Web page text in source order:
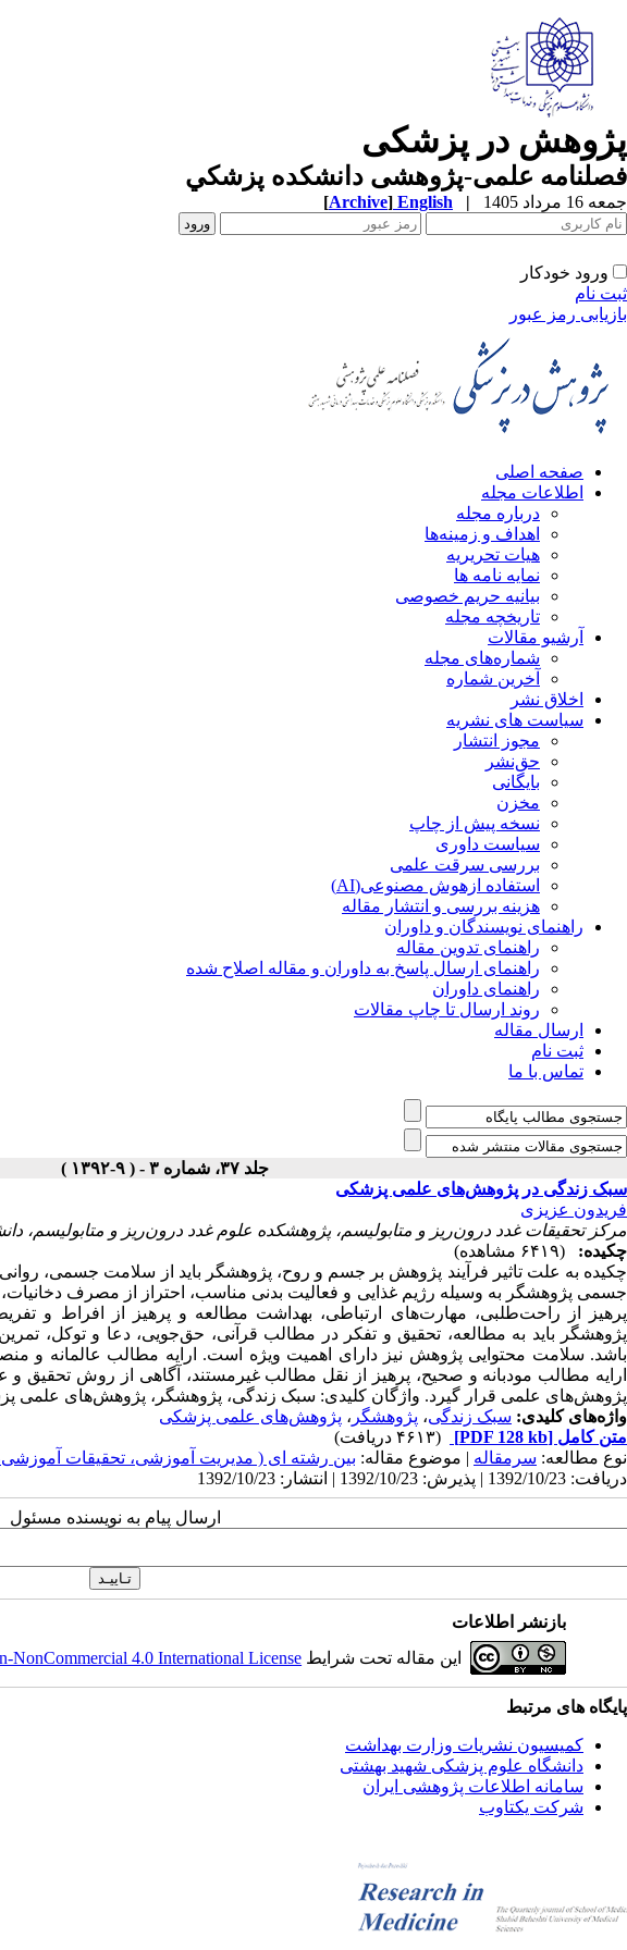
پژوهش در پزشکی
فصلنامه علمی-پژوهشی دانشکده پزشکي
جمعه 16 مرداد 1405 |
English
[Archive]
ورود خودکار
ثبت نام
بازیابی رمز عبور
صفحه اصلی
اطلاعات مجله
درباره مجله
اهداف و زمینه‌ها
هیات تحریریه
نمایه نامه ها
بیانیه حریم خصوصی
تاریخچه مجله
آرشیو مقالات
شماره‌های مجله
آخرین شماره
اخلاق نشر
سیاست های نشریه
مجوز انتشار
حق‌نشر
بایگانی
مخزن
نسخه پیش از چاپ
سیاست داوری
بررسی سرقت علمی
استفاده ازهوش مصنوعی(AI)
هزینه بررسی و انتشار مقاله
راهنمای نویسندگان و داوران
راهنمای تدوین مقاله
راهنمای ارسال پاسخ به داوران و مقاله اصلاح شده
راهنمای داوران
روند ارسال تا چاپ مقالات
ارسال مقاله
ثبت نام
تماس با ما
جلد ۳۷، شماره ۳ - ( ۹-۱۳۹۲ )
سبک زندگی در پژوهش‌های علمی پزشکی
فریدون عزیزی
مرکز تحقیقات غدد درون‌ریز و متابولیسم، پژوهشکده علوم غدد درون‌ریز و متابولیسم،
چکیده:
(۶۴۱۹ مشاهده)
چکیده به علت تاثیر فرآیند پژوهش بر جسم و روح، پژوهشگر باید از سلامت جسمی،
جسمی پژوهشگر به وسیله رژیم غذایی و فعالیت بدنی مناسب، احتراز از مصرف دخانیات،
پرهیز از راحت‌طلبی، مهارت‌های ارتباطی، بهداشت مطالعه و پرهیز از افراط و
پژوهشگر باید به مطالعه، تحقیق و تفکر در مطالب قرآنی، حق‌جویی، دعا و توکل،
باشد. سلامت محتوایی پژوهش نیز دارای اهمیت ویژه است. ارایه مطالب عالمانه و
ارایه مطالب مودبانه و صحیح، پرهیز از نقل مطالب غیرمستند، آگاهی از روش تحقیق
پژوهش‌های علمی قرار گیرد. واژگان کلیدی: سبک زندگی، پژوهشگر، پژوهش‌های علمی
واژه‌های کلیدی: سبک زندگی، پژوهشگر ، پژوهش‌های علمی پزشکی
متن کامل [PDF 128 kb]
(۴۶۱۳ دریافت)
نوع مطالعه: سرمقاله | موضوع مقاله: بین رشته ای ( مدیریت آموزشی، تحقیقات
دریافت: 1392/10/23 | پذیرش: 1392/10/23 | انتشار: 1392/10/23
ارسال پیام به نویسنده مسئول
بازنشر اطلاعات
این مقاله تحت شرایط NonCommercial 4.0 International License
پایگاه های مرتبط
کمیسیون نشریات وزارت بهداشت
دانشگاه علوم پزشکی شهید بهشتی
سامانه اطلاعات پژوهشی ایران
شرکت یکتاوب